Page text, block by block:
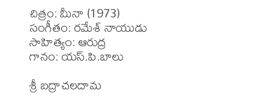
చిత్రం: మీనా (1973)
సంగీతం: రమేశ్ నాయుడు
సాహిత్యం: ఆరుద్ర
గానం: యస్.పి.బాలు